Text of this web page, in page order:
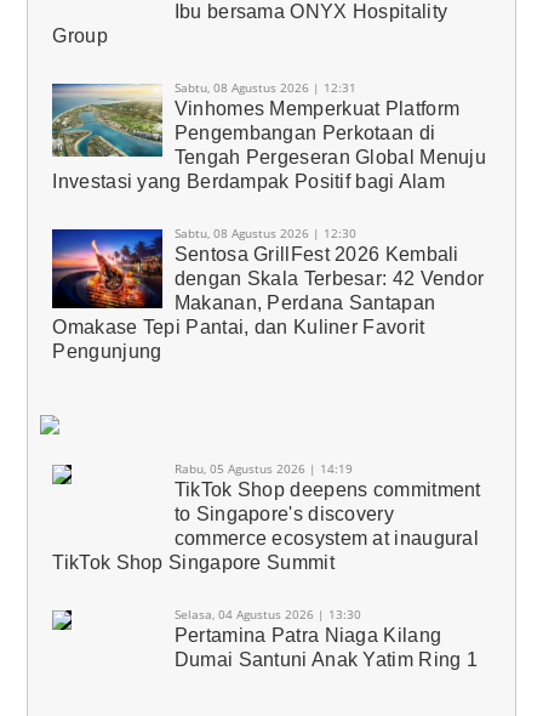
Ibu bersama ONYX Hospitality
Group
Sabtu, 08 Agustus 2026 | 12:31
Vinhomes Memperkuat Platform
Pengembangan Perkotaan di
Tengah Pergeseran Global Menuju
Investasi yang Berdampak Positif bagi Alam
Sabtu, 08 Agustus 2026 | 12:30
Sentosa GrillFest 2026 Kembali
dengan Skala Terbesar: 42 Vendor
Makanan, Perdana Santapan
Omakase Tepi Pantai, dan Kuliner Favorit
Pengunjung
Rabu, 05 Agustus 2026 | 14:19
TikTok Shop deepens commitment
to Singapore's discovery
commerce ecosystem at inaugural
TikTok Shop Singapore Summit
Selasa, 04 Agustus 2026 | 13:30
Pertamina Patra Niaga Kilang
Dumai Santuni Anak Yatim Ring 1